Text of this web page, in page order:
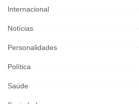
Internacional
Notícias
Personalidades
Política
Saúde